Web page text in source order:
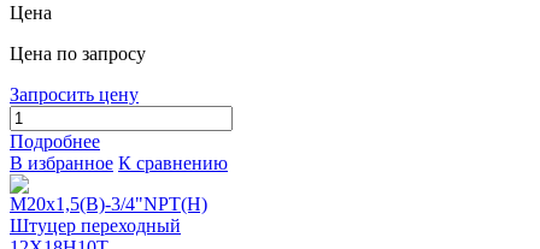
Цена
Цена по запросу
Запросить цену
Подробнее
В избранное К сравнению